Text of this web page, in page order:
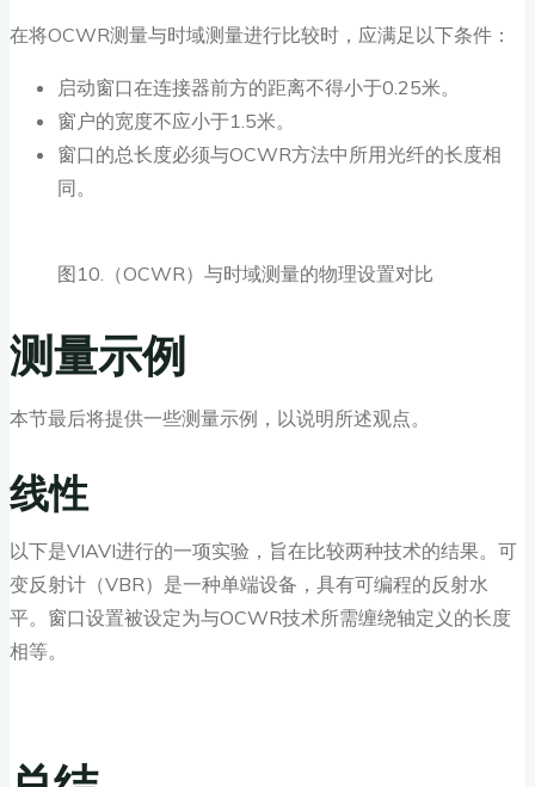
在将OCWR测量与时域测量进行比较时，应满足以下条件：
启动窗口在连接器前方的距离不得小于0.25米。
窗户的宽度不应小于1.5米。
窗口的总长度必须与OCWR方法中所用光纤的长度相
同。
图10.（OCWR）与时域测量的物理设置对比
测量示例
本节最后将提供一些测量示例，以说明所述观点。
线性
以下是VIAVI进行的一项实验，旨在比较两种技术的结果。可
变反射计（VBR）是一种单端设备，具有可编程的反射水
平。窗口设置被设定为与OCWR技术所需缠绕轴定义的长度
相等。